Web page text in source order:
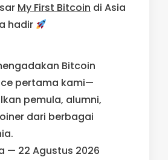
My First Bitcoin di Asia
hadir
Bitcoin
pertama kami—
pemula, alumni,
dari berbagai
— 22 Agustus 2026